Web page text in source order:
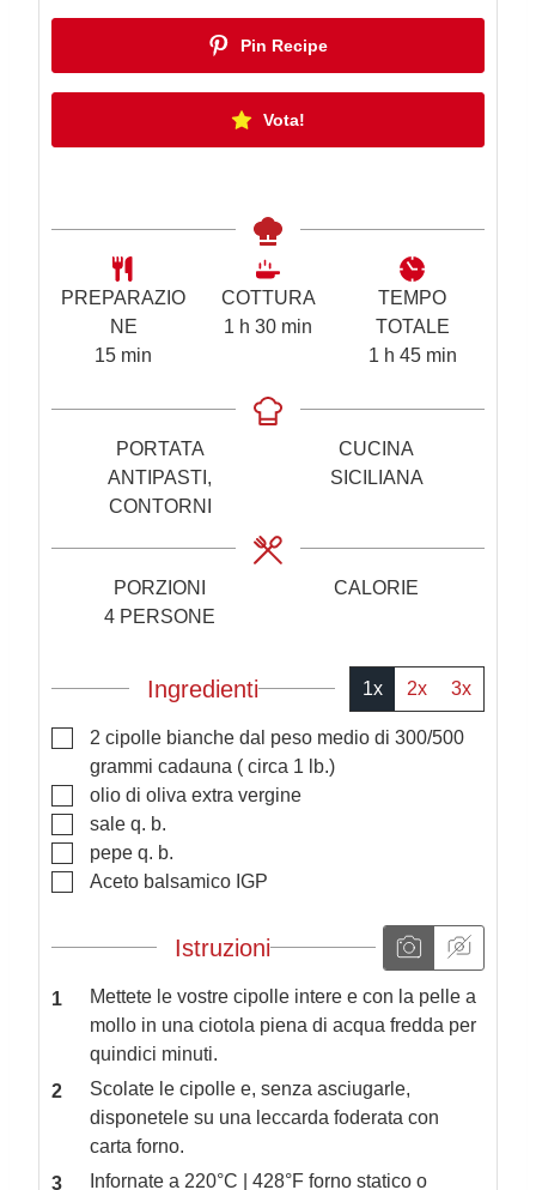
Pin Recipe
Vota!
PREPARAZIO
NE
15m
n
u
t
i
min
COTTURA
1 oh 30m
u
min
TEMPO
TOTALE
1 o
a
h 45m
n
t
min
PORTATA
ANTIPASTI,
CONTORNI
CUCINA
SICILIANA
PORZIONI
4 PERSONE
CALORIE
Ingredienti 1x 2x 3x
▢
2 cipolle bianche dal peso medio di 300/500
grammi cadauna ( circa 1 lb.)
▢
olio di oliva extra vergine
▢
sale q. b.
▢
pepe q. b.
▢
Aceto balsamico IGP
Istruzioni
Mettete le vostre cipolle intere e con la pelle a
mollo in una ciotola piena di acqua fredda per
quindici minuti.
Scolate le cipolle e, senza asciugarle,
disponetele su una leccarda foderata con
carta forno.
Infornate a 220°C | 428°F forno statico o